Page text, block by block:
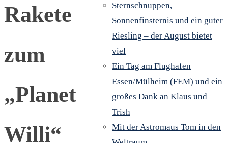
Rakete
zum
„Planet
Willi“
Sternschnuppen,
Sonnenfinsternis und ein guter
Riesling – der August bietet
viel
Ein Tag am Flughafen
Essen/Mülheim (FEM) und ein
großes Dank an Klaus und
Trish
Mit der Astromaus Tom in den